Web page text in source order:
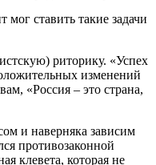
ставить такие задачи
риторику. «Успех
изменений
«Россия – это страна,
и наверняка зависим
противозаконной
клевета, которая не